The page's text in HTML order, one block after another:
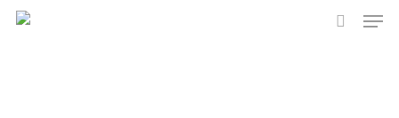
Skip